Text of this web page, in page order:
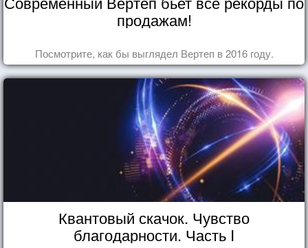
продажам!
Посмотрите, как бы выглядел Вертеп в 2016 году.
Квантовый скачок. Чувство
благодарности. Часть I